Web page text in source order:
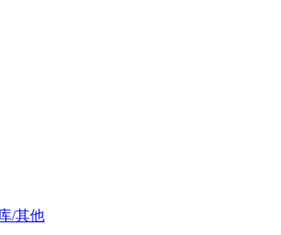
/其他